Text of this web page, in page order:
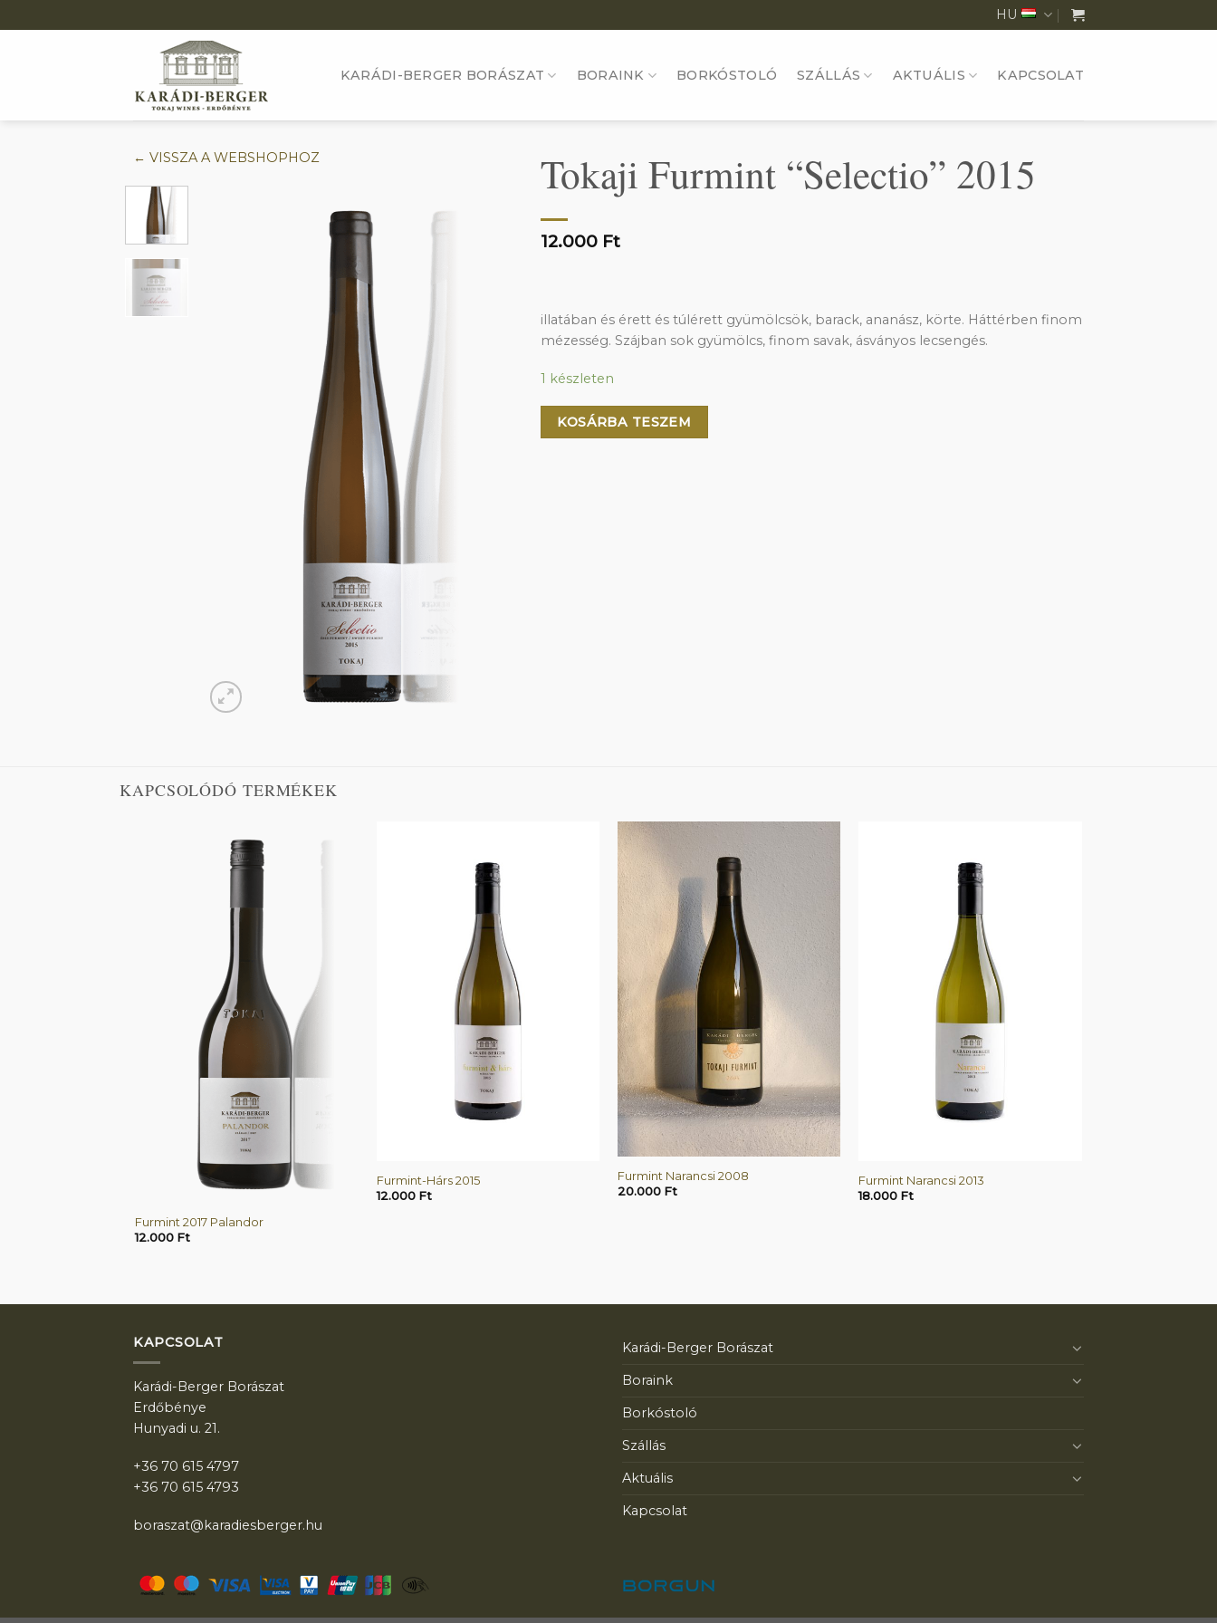
to
HU
KARÁDI-BERGER BORÁSZAT BORAINK BORKÓSTOLÓ SZÁLLÁS AKTUÁLIS KAPCSOLAT
← VISSZA A WEBSHOPHOZ Tokaji Furmint “Selectio” 2015
12.000 Ft
illatában és érett és túlérett gyümölcsök, barack, ananász, körte. Háttérben finom
mézesség. Szájban sok gyümölcs, finom savak, ásványos lecsengés.
1 készleten
KOSÁRBA TESZEM
KAPCSOLÓDÓ TERMÉKEK
Furmint 2017 Palandor
12.000 Ft
Furmint-Hárs 2015
12.000 Ft
Furmint Narancsi 2008
20.000 Ft
Furmint Narancsi 2013
18.000 Ft
KAPCSOLAT
Karádi-Berger Borászat
Erdőbénye
Hunyadi u. 21.
+36 70 615 4797
+36 70 615 4793
boraszat@karadiesberger.hu
Karádi-Berger Borászat
Boraink
Borkóstoló
Szállás
Aktuális
Kapcsolat